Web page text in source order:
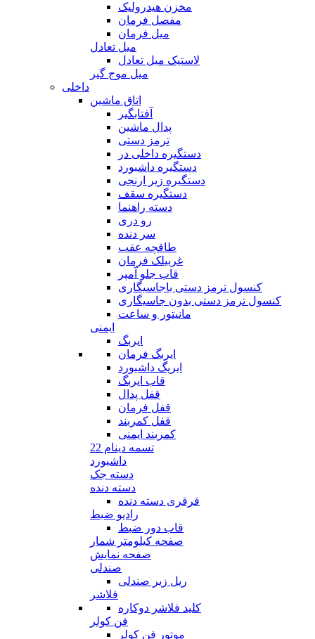
مخزن هیدرولیک
مفصل فرمان
میل فرمان
میل تعادل
لاستیک میل تعادل
میل موج گیر
داخلی
اتاق ماشین
آفتابگیر
پدال ماشین
ترمز دستی
دستگیره داخلی در
دستگیره داشبورد
دستگیره زیر ارنجی
دستگیره سقف
دسته راهنما
رو دری
سر دنده
طاقچه عقب
غربیلک فرمان
قاب جلو آمپر
کنسول ترمز دستی باجاسیگاری
کنسول ترمز دستی بدون جاسیگاری
مانیتور و ساعت
ایمنی
ایربگ
ایربگ فرمان
ایریگ داشیورد
قاب ایربگ
قفل پدال
قفل فرمان
قفل کمربند
کمربند ایمنی
تسمه دینام 22
داشبورد
دسته جک
دسته دنده
قرقری دسته دنده
رادیو ضبط
قاب دور ضبط
صفحه کیلومتر شمار
صفحه نمایش
صندلی
ریل زیر صندلی
فلاشر
کلید فلاشر دوکاره
فن کولر
موتور فن کولر